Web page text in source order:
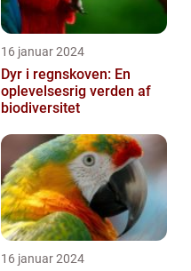
16 januar 2024
Dyr i regnskoven: En
oplevelsesrig verden af
biodiversitet
16 januar 2024